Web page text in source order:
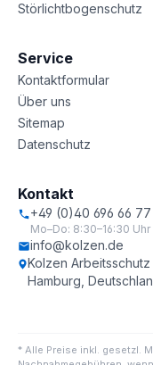
Störlichtbogenschutz
Service
Kontaktformular
Über uns
Sitemap
Datenschutz
Kontakt
+49 (0)40 696 66
Mo–Do: 8:30–16:30
info@kolzen.de
Kolzen Arbeitsschutz
Hamburg,
* Alle Preise inkl. gesetzl.